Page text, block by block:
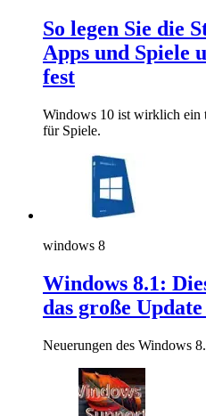
So legen Sie die
Apps und Spiele
fest
Windows 10 ist wirklich ein
für Spiele.
windows 8
Windows 8.1:
das große
Neuerungen des Windows